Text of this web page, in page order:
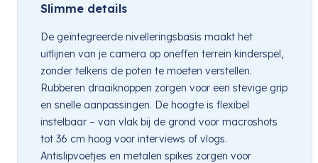
Slimme details
De geïntegreerde nivelleringsbasis maakt het
uitlijnen van je camera op oneffen terrein kinderspel,
zonder telkens de poten te moeten verstellen.
Rubberen draaiknoppen zorgen voor een stevige grip
en snelle aanpassingen. De hoogte is flexibel
instelbaar – van vlak bij de grond voor macroshots
tot 36 cm hoog voor interviews of vlogs.
Antislipvoetjes en metalen spikes zorgen voor